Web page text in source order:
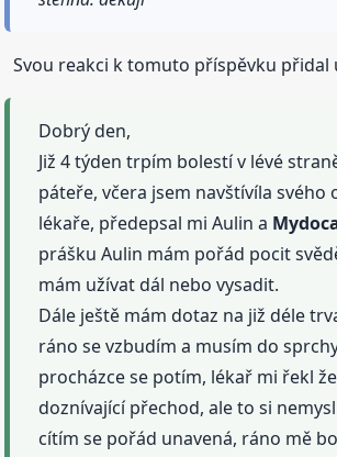
Svou reakci k tomuto příspěvku přidal
Dobrý den,
Již 4 týden trpím bolestí v lévé
páteře, včera jsem navštívíla svého
lékaře, předepsal mi Aulin a
prášku Aulin mám pořád pocit
mám užívat dál nebo vysadit.
Dále ještě mám dotaz na již déle
ráno se vzbudím a musím do
procházce se potím, lékař mi řekl
doznívající přechod, ale to si
cítím se pořád unavená, ráno mě